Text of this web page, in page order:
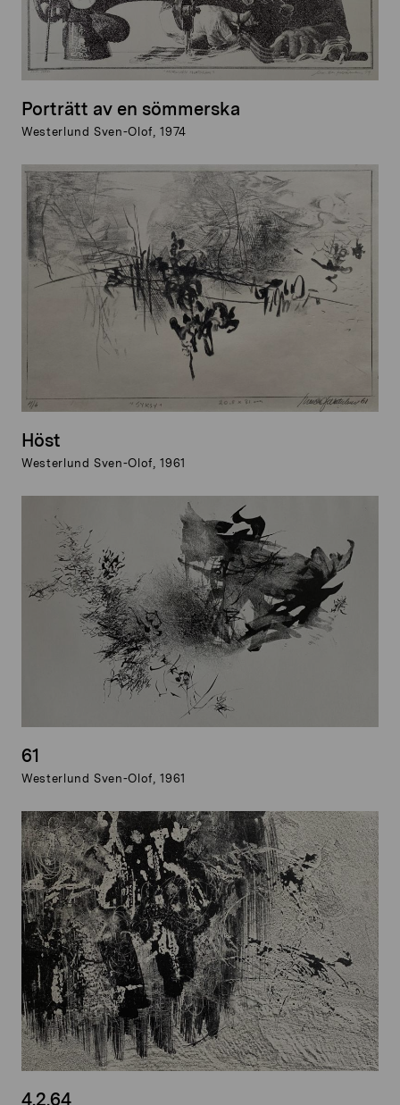
Porträtt av en sömmerska
Westerlund Sven-Olof, 1974
Höst
Westerlund Sven-Olof, 1961
61
Westerlund Sven-Olof, 1961
4.2.64